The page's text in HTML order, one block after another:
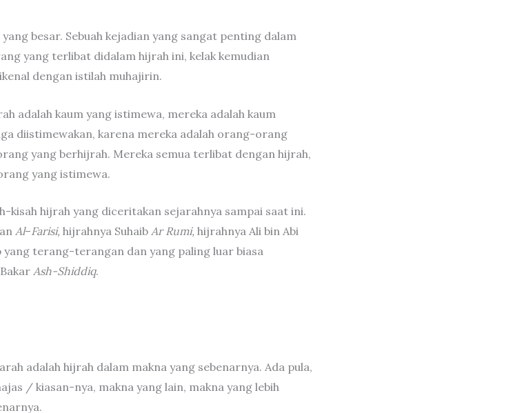
besar. Sebuah kejadian yang sangat penting dalam
yang terlibat didalam hijrah ini, kelak kemudian
dengan istilah muhajirin.
adalah kaum yang istimewa, mereka adalah kaum
diistimewakan, karena mereka adalah orang-orang
yang berhijrah. Mereka semua terlibat dengan hijrah,
yang istimewa.
kisah hijrah yang diceritakan sejarahnya sampai saat ini.
Al–Farisi, hijrahnya Suhaib Ar Rumi, hijrahnya Ali bin Abi
terang-terangan dan yang paling luar biasa
Ash-Shiddiq.
adalah hijrah dalam makna yang sebenarnya. Ada pula,
/ kiasan-nya, makna yang lain, makna yang lebih